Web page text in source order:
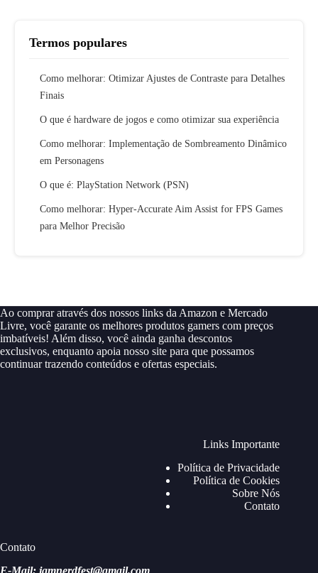
Termos populares
Como melhorar: Otimizar Ajustes de Contraste para Detalhes
Finais
O que é hardware de jogos e como otimizar sua experiência
Como melhorar: Implementação de Sombreamento Dinâmico
em Personagens
O que é: PlayStation Network (PSN)
Como melhorar: Hyper-Accurate Aim Assist for FPS Games
para Melhor Precisão
Ao comprar através dos nossos links da Amazon e Mercado
Livre, você garante os melhores produtos gamers com preços
imbatíveis! Além disso, você ainda ganha descontos
exclusivos, enquanto apoia nosso site para que possamos
continuar trazendo conteúdos e ofertas especiais.
Links Importante
Política de Privacidade
Política de Cookies
Sobre Nós
Contato
Contato
E-Mail: jamnerdfest@gmail.com